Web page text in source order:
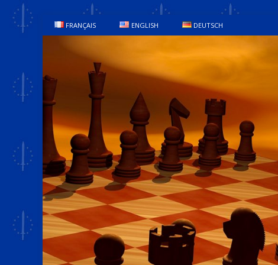
FRANÇAIS ENGLISH DEUTSCH